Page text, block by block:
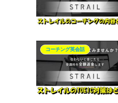
コーチング英会話